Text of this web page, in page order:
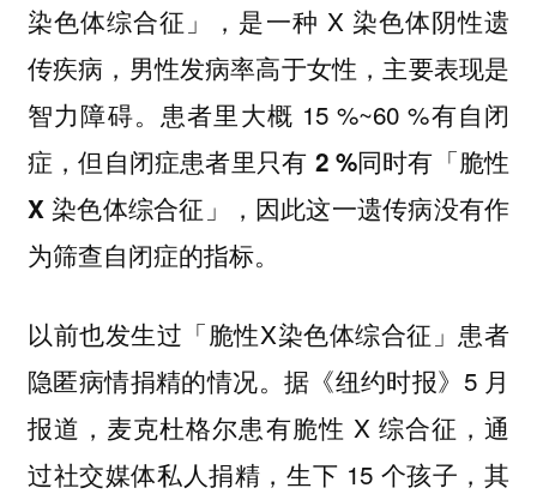
染色体综合征」，是一种 X 染色体阴性遗
传疾病，男性发病率高于女性，主要表现是
智力障碍。患者里大概 15 %~60 %有自闭
症，但 自闭症患者里只有 2 %同时有「脆性
X 染色体综合征」，因此这一遗传病没有作
为筛查自闭症的指标。
以前也发生过「脆性X染色体综合征」患者
隐匿病情捐精的情况。据《纽约时报》5 月
报道，麦克杜格尔患有脆性 X 综合征，通
过社交媒体私人捐精，生下 15 个孩子，其